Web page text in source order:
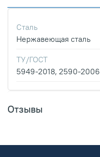
Сталь
Нержавеющая сталь
ТУ/ГОСТ
5949-2018, 2590-2006
Отзывы